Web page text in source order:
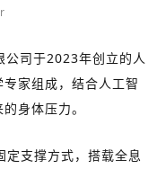
司于2023年创立的人
家组成，结合人工智
身体压力。
支撑方式，搭载全息